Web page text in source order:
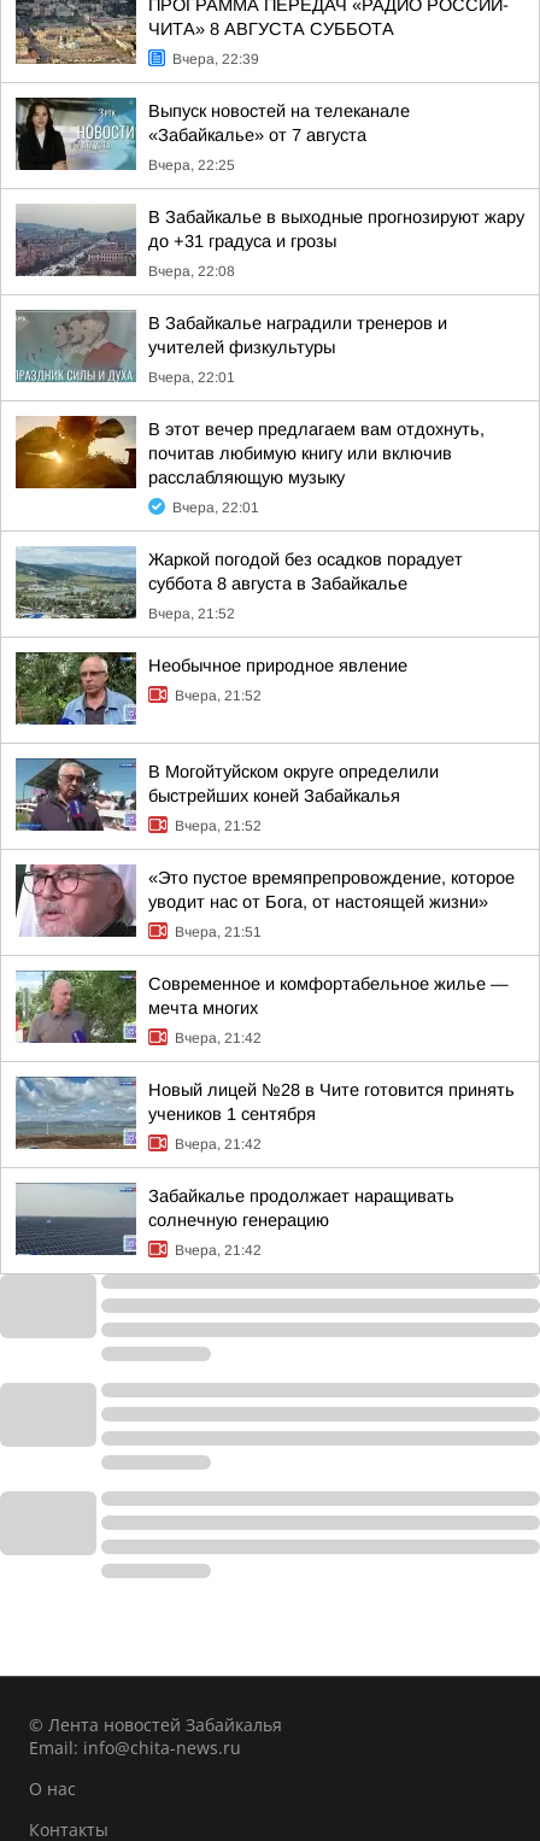
ПРОГРАММА ПЕРЕДАЧ «РАДИО РОССИИ-
ЧИТА» 8 АВГУСТА СУББОТА
Вчера, 22:39
Выпуск новостей на телеканале
«Забайкалье» от 7 августа
Вчера, 22:25
В Забайкалье в выходные прогнозируют жару
до +31 градуса и грозы
Вчера, 22:08
В Забайкалье наградили тренеров и
учителей физкультуры
Вчера, 22:01
В этот вечер предлагаем вам отдохнуть,
почитав любимую книгу или включив
расслабляющую музыку
Вчера, 22:01
Жаркой погодой без осадков порадует
суббота 8 августа в Забайкалье
Вчера, 21:52
Необычное природное явление
Вчера, 21:52
В Могойтуйском округе определили
быстрейших коней Забайкалья
Вчера, 21:52
«Это пустое времяпрепровождение, которое
уводит нас от Бога, от настоящей жизни»
Вчера, 21:51
Современное и комфортабельное жилье —
мечта многих
Вчера, 21:42
Новый лицей №28 в Чите готовится принять
учеников 1 сентября
Вчера, 21:42
Забайкалье продолжает наращивать
солнечную генерацию
Вчера, 21:42
© Лента новостей Забайкалья
Email: info@chita-news.ru
О нас
Контакты